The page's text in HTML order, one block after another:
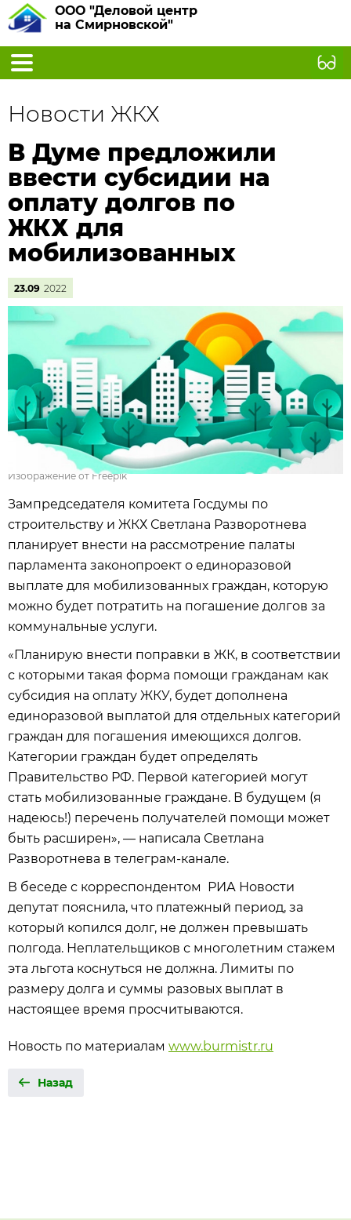
ООО "Деловой центр
на Смирновской"
Новости ЖКХ
В Думе предложили
ввести субсидии на
оплату долгов по
ЖКХ для
мобилизованных
23.09 2022
Изображение от Freepik
Зампредседателя комитета Госдумы по
строительству и ЖКХ Светлана Разворотнева
планирует внести на рассмотрение палаты
парламента законопроект о единоразовой
выплате для мобилизованных граждан, которую
можно будет потратить на погашение долгов за
коммунальные услуги.
«Планирую внести поправки в ЖК, в соответствии
с которыми такая форма помощи гражданам как
субсидия на оплату ЖКУ, будет дополнена
единоразовой выплатой для отдельных категорий
граждан для погашения имеющихся долгов.
Категории граждан будет определять
Правительство РФ. Первой категорией могут
стать мобилизованные граждане. В будущем (я
надеюсь!) перечень получателей помощи может
быть расширен», — написала Светлана
Разворотнева в телеграм-канале.
В беседе с корреспондентом РИА Новости
депутат пояснила, что платежный период, за
который копился долг, не должен превышать
полгода. Неплательщиков с многолетним стажем
эта льгота коснуться не должна. Лимиты по
размеру долга и суммы разовых выплат в
настоящее время просчитываются.
Новость по материалам www.burmistr.ru
Назад